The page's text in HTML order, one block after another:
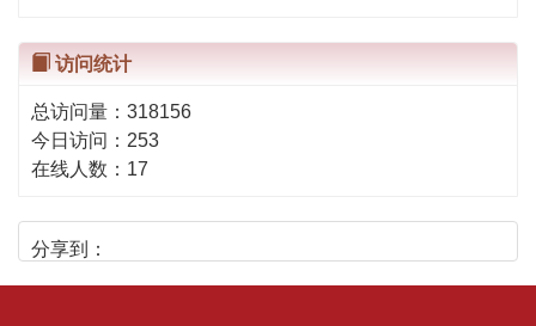
访问统计
总访问量： 318156
今日访问： 253
在线人数： 17
分享到：